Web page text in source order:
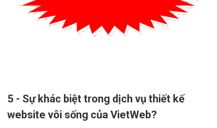
5 - Sự khác biệt trong dịch vụ thiết kế
website vôi sống của VietWeb?